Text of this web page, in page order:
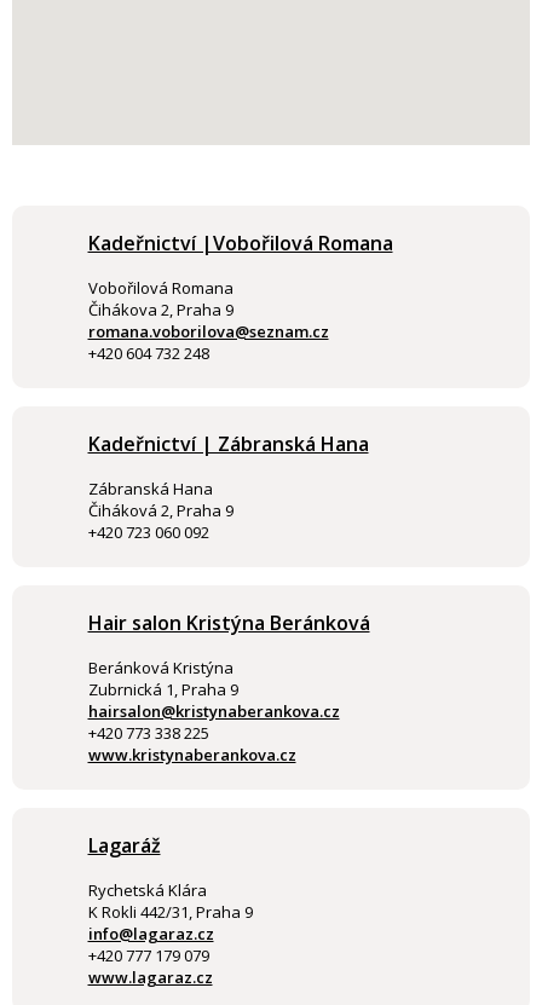
Kadeřnictví |Vobořilová Romana
Vobořilová Romana
Čihákova 2, Praha 9
romana.voborilova@seznam.cz
+420 604 732 248
Kadeřnictví | Zábranská Hana
Zábranská Hana
Čiháková 2, Praha 9
+420 723 060 092
Hair salon Kristýna Beránková
Beránková Kristýna
Zubrnická 1, Praha 9
hairsalon@kristynaberankova.cz
+420 773 338 225
www.kristynaberankova.cz
Lagaráž
Rychetská Klára
K Rokli 442/31, Praha 9
info@lagaraz.cz
+420 777 179 079
www.lagaraz.cz